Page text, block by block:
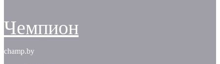
Чемпион
champ.by